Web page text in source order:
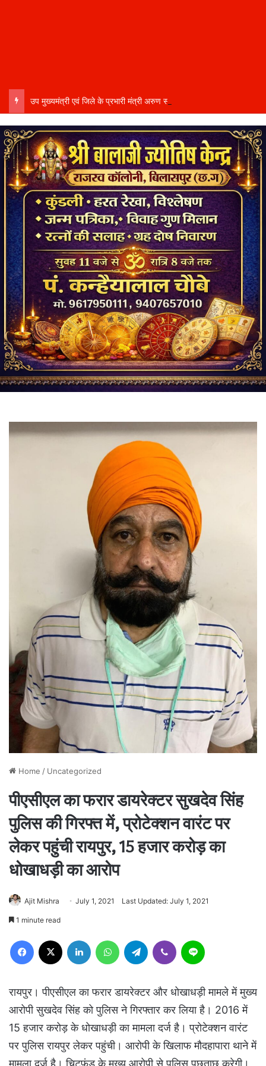
Home / Uncategorized
पीएसीएल का फरार डायरेक्टर सुखदेव सिंह
पुलिस की गिरफ्त में, प्रोटेक्शन वारंट पर
लेकर पहुंची रायपुर, 15 हजार करोड़ का
धोखाधड़ी का आरोप
Ajit Mishra July 1, 2021 Last Updated: July 1, 2021
1 minute read
Facebook LinkedIn WhatsAppTelegram Viber
रायपुर। पीएसीएल का फरार डायरेक्टर और धोखाधड़ी मामले में मुख्य
आरोपी सुखदेव सिंह को पुलिस ने गिरफ्तार कर लिया है। 2016 में
15 हजार करोड़ के धोखाधड़ी का मामला दर्ज है। प्रोटेक्शन वारंट
पर पुलिस रायपुर लेकर पहुंची। आरोपी के खिलाफ मौदहापारा थाने में
मामला दर्ज है। चिटफंड के मुख्य आरोपी से पुलिस पूछताछ करेगी।